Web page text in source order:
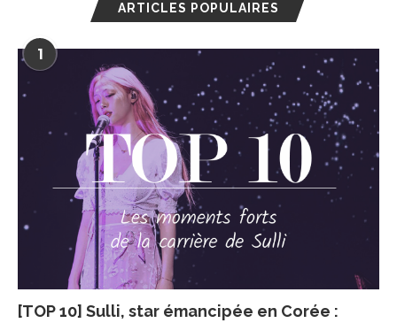
ARTICLES POPULAIRES
1
[TOP 10] Sulli, star émancipée en Corée :